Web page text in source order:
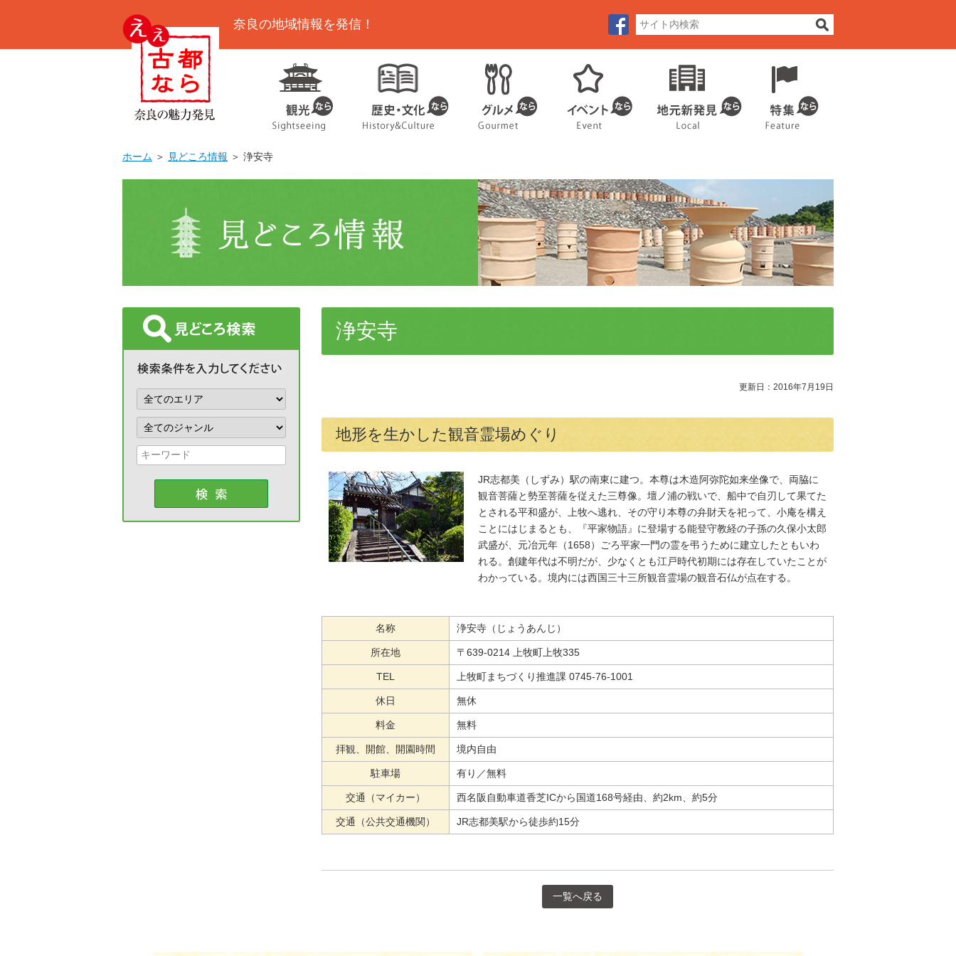
奈良の地域情報を発信！
ホーム ＞ 見どころ情報 ＞ 浄安寺
浄安寺
更新日：2016年7月19日
地形を生かした観音霊場めぐり
JR志都美（しずみ）駅の南東に建つ。本尊は木造阿弥陀如来坐像で、両脇に
観音菩薩と勢至菩薩を従えた三尊像。壇ノ浦の戦いで、船中で自刃して果てた
とされる平和盛が、上牧へ逃れ、その守り本尊の弁財天を祀って、小庵を構え
ことにはじまるとも、『平家物語』に登場する能登守教経の子孫の久保小太郎
武盛が、元冶元年（1658）ごろ平家一門の霊を弔うために建立したともいわ
れる。創建年代は不明だが、少なくとも江戸時代初期には存在していたことが
わかっている。境内には西国三十三所観音霊場の観音石仏が点在する。
名称 浄安寺（じょうあんじ）
所在地 〒639-0214 上牧町上牧335
TEL 上牧町まちづくり推進課 0745-76-1001
休日 無休
料金 無料
拝観、開館、開園時間 境内自由
駐車場 有り／無料
交通（マイカー） 西名阪自動車道香芝ICから国道168号経由、約2km、約5分
交通（公共交通機関） JR志都美駅から徒歩約15分
一覧へ戻る